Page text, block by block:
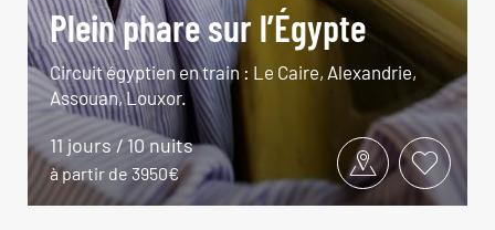
Plein phare sur l’Égypte
Circuit égyptien en train : Le Caire, Alexandrie,
Assouan, Louxor.
11 jours / 10 nuits
à partir de 3950€